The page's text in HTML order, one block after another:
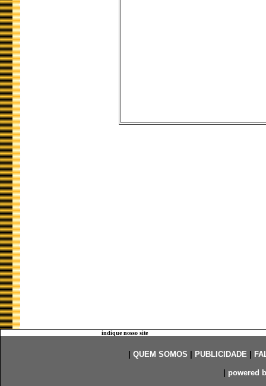
indique nosso site
QUEM SOMOS PUBLICIDADE|
powered